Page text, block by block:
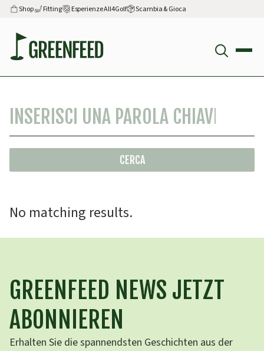
Shop Fitting Esperienze All4Golf Scambia & Gioca
No matching results.
GREENFEED NEWS JETZT
ABONNIEREN
Erhalten Sie die spannendsten Geschichten aus der